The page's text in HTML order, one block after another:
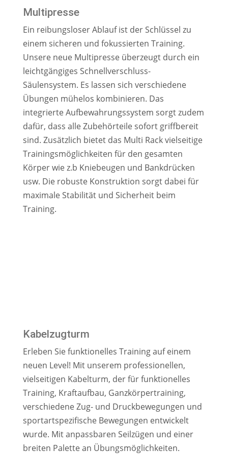
Multipresse
Ein reibungsloser Ablauf ist der Schlüssel zu
einem sicheren und fokussierten Training.
Unsere neue Multipresse überzeugt durch ein
leichtgängiges Schnellverschluss-
Säulensystem. Es lassen sich verschiedene
Übungen mühelos kombinieren. Das
integrierte Aufbewahrungssystem sorgt zudem
dafür, dass alle Zubehörteile sofort griffbereit
sind. Zusätzlich bietet das Multi Rack vielseitige
Trainingsmöglichkeiten für den gesamten
Körper wie z.b Kniebeugen und Bankdrücken
usw. Die robuste Konstruktion sorgt dabei für
maximale Stabilität und Sicherheit beim
Training.
Kabelzugturm
Erleben Sie funktionelles Training auf einem
neuen Level! Mit unserem professionellen,
vielseitigen Kabelturm, der für funktionelles
Training, Kraftaufbau, Ganzkörpertraining,
verschiedene Zug- und Druckbewegungen und
sportartspezifische Bewegungen entwickelt
wurde. Mit anpassbaren Seilzügen und einer
breiten Palette an Übungsmöglichkeiten.